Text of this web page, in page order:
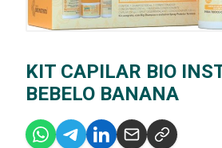
KIT CAPILAR BIO
BEBELO BANANA